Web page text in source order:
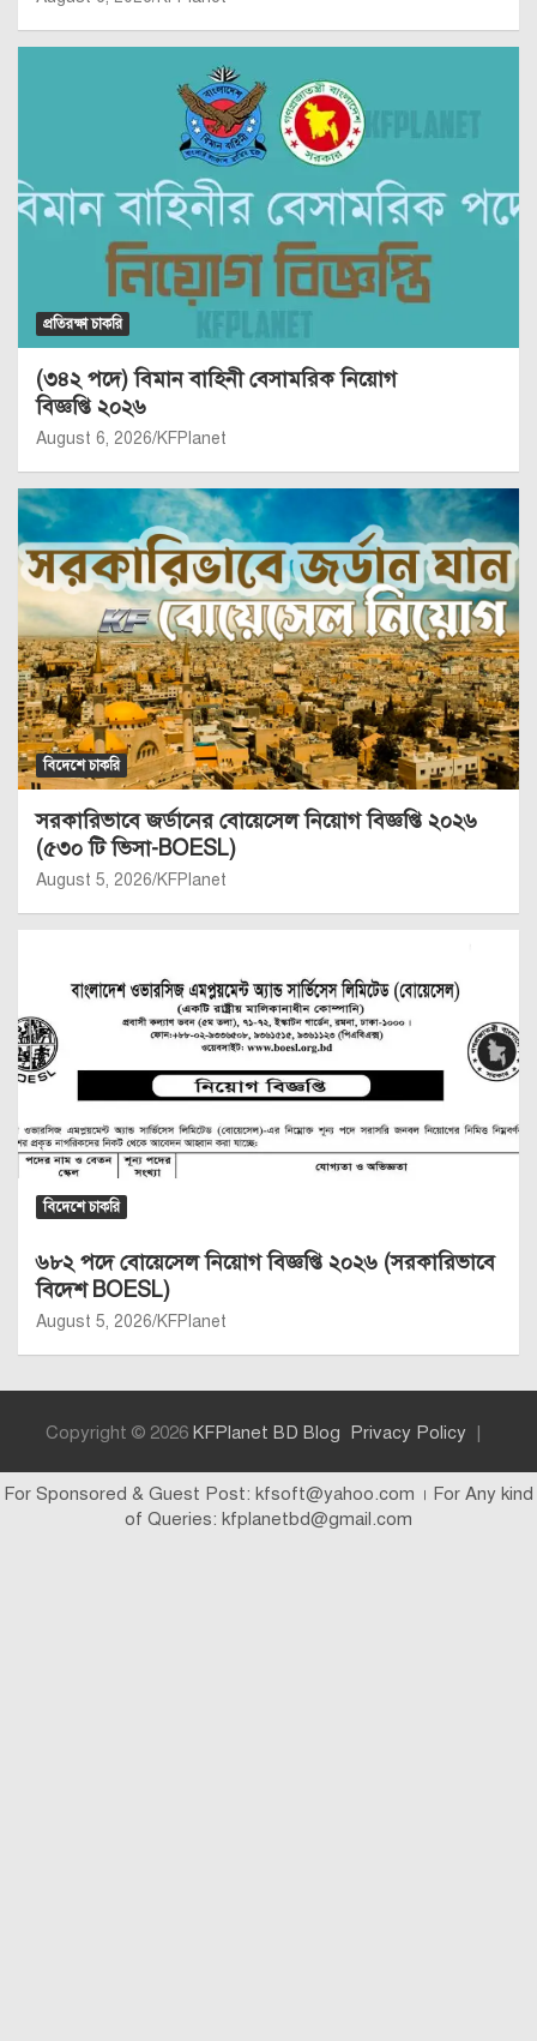
প্রতিরক্ষা চাকরি
(৩৪২ পদে) বিমান বাহিনী বেসামরিক নিয়োগ
বিজ্ঞপ্তি ২০২৬
August 6, 2026 KFPlanet
বিদেশে চাকরি
সরকারিভাবে জর্ডানের বোয়েসেল নিয়োগ বিজ্ঞপ্তি ২০২৬
(৫৩০ টি ভিসা-BOESL)
August 5, 2026 KFPlanet
বিদেশে চাকরি
৬৮২ পদে বোয়েসেল নিয়োগ বিজ্ঞপ্তি ২০২৬ (সরকারিভাবে
বিদেশ BOESL)
August 5, 2026 KFPlanet
Copyright © 2026 KFPlanet BD Blog Privacy Policy
For Sponsored & Guest Post: kfsoft@yahoo.com । For Any kind
of Queries: kfplanetbd@gmail.com